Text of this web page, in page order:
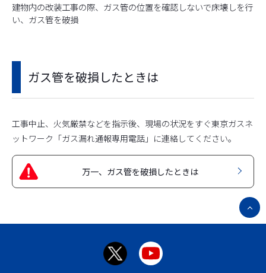
建物内の改装工事の際、ガス管の位置を確認しないで床壊しを行
い、ガス管を破損
ガス管を破損したときは
工事中止、火気厳禁などを指示後、現場の状況をすぐ東京ガスネ
ットワーク「ガス漏れ通報専用電話」に連絡してください。
万一、ガス管を破損したときは
ペ
ー